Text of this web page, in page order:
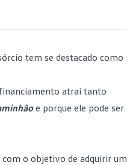
tem se destacado como
atrai tanto
e porque ele pode ser
com o objetivo de adquirir um